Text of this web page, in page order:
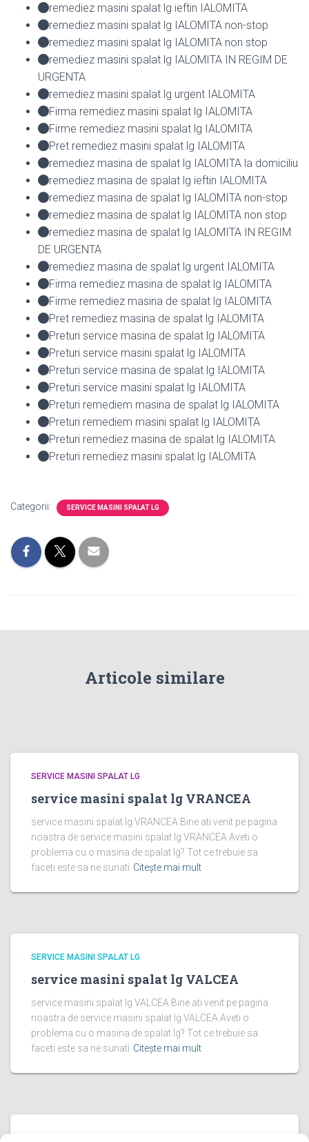
remediez masini spalat lg ieftin IALOMITA
remediez masini spalat lg IALOMITA non-stop
remediez masini spalat lg IALOMITA non stop
remediez masini spalat lg IALOMITA IN REGIM DE
URGENTA
remediez masini spalat lg urgent IALOMITA
Firma remediez masini spalat lg IALOMITA
Firme remediez masini spalat lg IALOMITA
Pret remediez masini spalat lg IALOMITA
remediez masina de spalat lg IALOMITA la domiciliu
remediez masina de spalat lg ieftin IALOMITA
remediez masina de spalat lg IALOMITA non-stop
remediez masina de spalat lg IALOMITA non stop
remediez masina de spalat lg IALOMITA IN REGIM
DE URGENTA
remediez masina de spalat lg urgent IALOMITA
Firma remediez masina de spalat lg IALOMITA
Firme remediez masina de spalat lg IALOMITA
Pret remediez masina de spalat lg IALOMITA
Preturi service masina de spalat lg IALOMITA
Preturi service masini spalat lg IALOMITA
Preturi service masina de spalat lg IALOMITA
Preturi service masini spalat lg IALOMITA
Preturi remediem masina de spalat lg IALOMITA
Preturi remediem masini spalat lg IALOMITA
Preturi remediez masina de spalat lg IALOMITA
Preturi remediez masini spalat lg IALOMITA
Categorii: SERVICE MASINI SPALAT LG
Articole similare
SERVICE MASINI SPALAT LG
service masini spalat lg VRANCEA
service masini spalat lg VRANCEA Bine ati venit pe pagina
noastra de service masini spalat lg VRANCEA Aveti o
problema cu o masina de spalat lg? Tot ce trebuie sa
faceti este sa ne sunati Citește mai mult
SERVICE MASINI SPALAT LG
service masini spalat lg VALCEA
service masini spalat lg VALCEA Bine ati venit pe pagina
noastra de service masini spalat lg VALCEA Aveti o
problema cu o masina de spalat lg? Tot ce trebuie sa
faceti este sa ne sunati Citește mai mult